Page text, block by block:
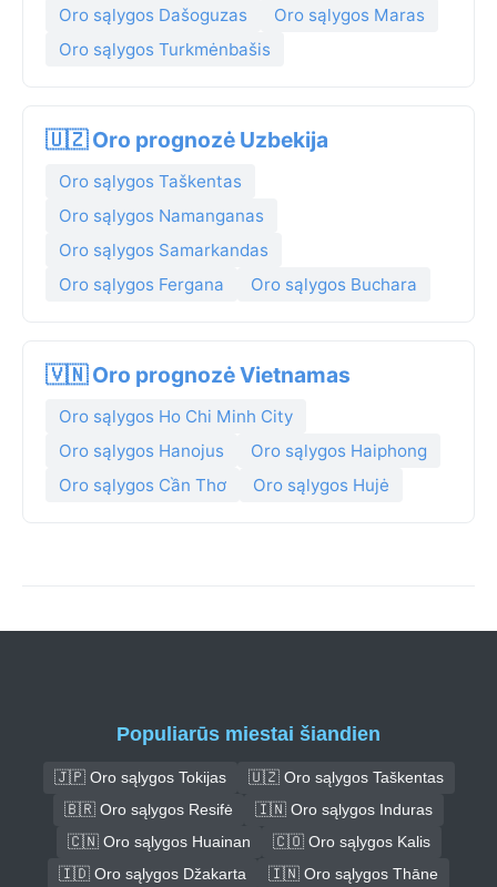
Oro sąlygos Dašoguzas
Oro sąlygos Maras
Oro sąlygos Turkmėnbašis
🇺🇿 Oro prognozė Uzbekija
Oro sąlygos Taškentas
Oro sąlygos Namanganas
Oro sąlygos Samarkandas
Oro sąlygos Fergana
Oro sąlygos Buchara
🇻🇳 Oro prognozė Vietnamas
Oro sąlygos Ho Chi Minh City
Oro sąlygos Hanojus
Oro sąlygos Haiphong
Oro sąlygos Cần Thơ
Oro sąlygos Hujė
Populiarūs miestai šiandien
🇯🇵 Oro sąlygos Tokijas
🇺🇿 Oro sąlygos Taškentas
🇧🇷 Oro sąlygos Resifė
🇮🇳 Oro sąlygos Induras
🇨🇳 Oro sąlygos Huainan
🇨🇴 Oro sąlygos Kalis
🇮🇩 Oro sąlygos Džakarta
🇮🇳 Oro sąlygos Thāne